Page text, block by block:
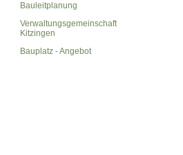
Bauleitplanung
Verwaltungsgemeinschaft
Kitzingen
Bauplatz - Angebot